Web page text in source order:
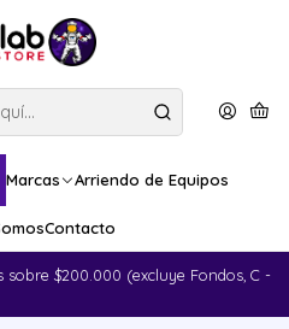
Marcas Arriendo de Equipos
Contacto
sobre $200.000 (excluye Fondos, C -